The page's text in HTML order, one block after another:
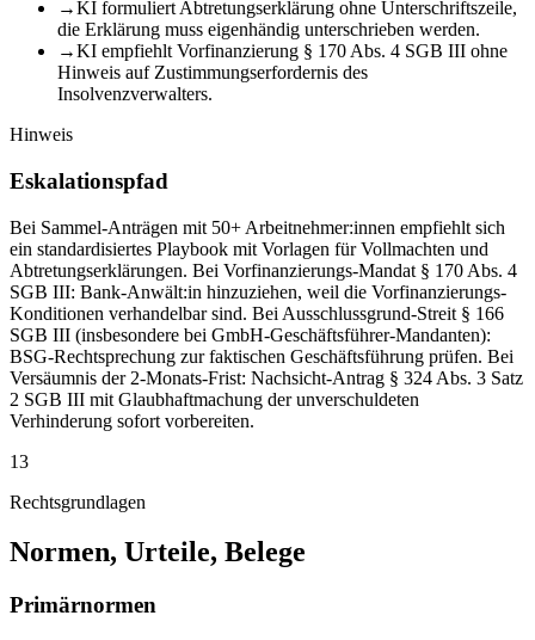
→KI formuliert Abtretungserklärung ohne Unterschriftszeile,
die Erklärung muss eigenhändig unterschrieben werden.
→KI empfiehlt Vorfinanzierung § 170 Abs. 4 SGB III ohne
Hinweis auf Zustimmungserfordernis des
Insolvenzverwalters.
Hinweis
Eskalationspfad
Bei Sammel-Anträgen mit 50+ Arbeitnehmer:innen empfiehlt sich
ein standardisiertes Playbook mit Vorlagen für Vollmachten und
Abtretungserklärungen. Bei Vorfinanzierungs-Mandat § 170 Abs. 4
SGB III: Bank-Anwält:in hinzuziehen, weil die Vorfinanzierungs-
Konditionen verhandelbar sind. Bei Ausschlussgrund-Streit § 166
SGB III (insbesondere bei GmbH-Geschäftsführer-Mandanten):
BSG-Rechtsprechung zur faktischen Geschäftsführung prüfen. Bei
Versäumnis der 2-Monats-Frist: Nachsicht-Antrag § 324 Abs. 3 Satz
2 SGB III mit Glaubhaftmachung der unverschuldeten
Verhinderung sofort vorbereiten.
13
Rechtsgrundlagen
Normen, Urteile, Belege
Primärnormen